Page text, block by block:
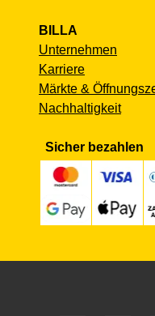
BILLA
Unternehmen
Karriere
Märkte &
Nachhaltigkeit
Sicher bezahlen